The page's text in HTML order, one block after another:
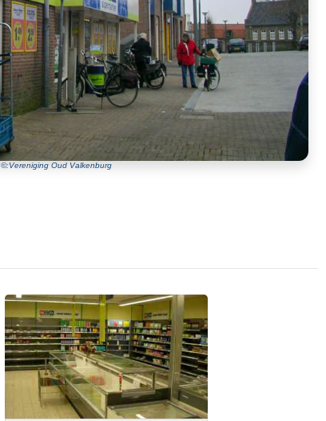
©:Vereniging Oud Valkenburg